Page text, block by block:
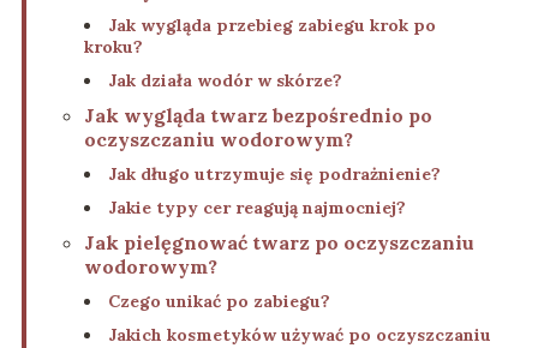
Jak wygląda przebieg zabiegu krok po
kroku?
Jak działa wodór w skórze?
Jak wygląda twarz bezpośrednio po
oczyszczaniu wodorowym?
Jak długo utrzymuje się podrażnienie?
Jakie typy cer reagują najmocniej?
Jak pielęgnować twarz po oczyszczaniu
wodorowym?
Czego unikać po zabiegu?
Jakich kosmetyków używać po oczyszczaniu